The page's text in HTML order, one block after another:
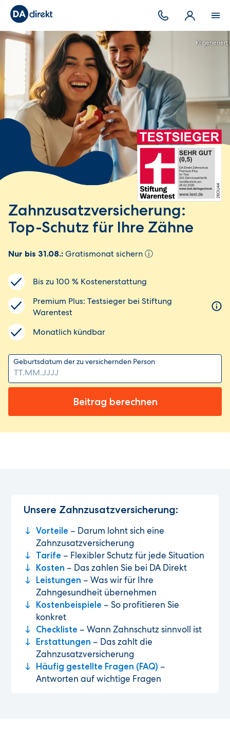
KI generiert
Zahnzusatz­versicherung:
Top-Schutz für Ihre Zähne
Nur bis 31.08.: Gratismonat sichern ⓘ
Bis zu 100 % Kostenerstattung
Premium Plus: Testsieger bei Stiftung
Warentest
Monatlich kündbar
Geburtsdatum der zu versichernden Person
Beitrag berechnen
Unsere Zahnzusatzversicherung:
Vorteile – Darum lohnt sich eine
Zahnzusatzversicherung
Tarife – Flexibler Schutz für jede Situation
Kosten – Das zahlen Sie bei DA Direkt
Leistungen – Was wir für Ihre
Zahngesundheit übernehmen
Kostenbeispiele – So profitieren Sie
konkret
Checkliste – Wann Zahnschutz sinnvoll ist
Erstattungen – Das zahlt die
Zahnzusatzversicherung
Häufig gestellte Fragen (FAQ) –
Antworten auf wichtige Fragen